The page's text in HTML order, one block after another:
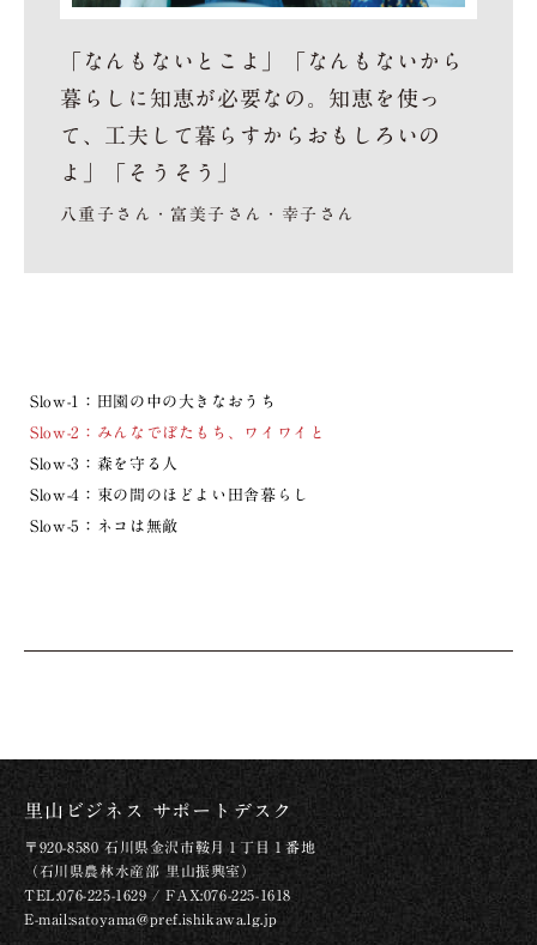
「なんもないとこよ」「なんもないから
暮らしに知恵が必要なの。知恵を使っ
て、工夫して暮らすからおもしろいの
よ」「そうそう」
八重子さん・富美子さん・幸子さん
Slow-1：田園の中の大きなおうち
Slow-2：みんなでぼたもち、ワイワイと
Slow-3：森を守る人
Slow-4：束の間のほどよい田舎暮らし
Slow-5：ネコは無敵
里山ビジネス サポートデスク
〒920-8580 石川県金沢市鞍月１丁目１番地
（石川県農林水産部 里山振興室）
TEL:076-225-1629 / FAX:076-225-1618
E-mail:satoyama@pref.ishikawa.lg.jp